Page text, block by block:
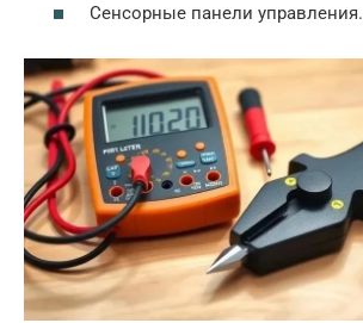
Сенсорные панели управления.